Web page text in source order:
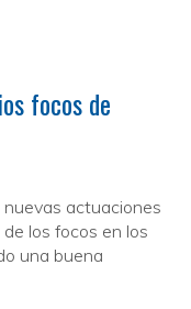
focos de
nuevas actuaciones
los focos en los
una buena